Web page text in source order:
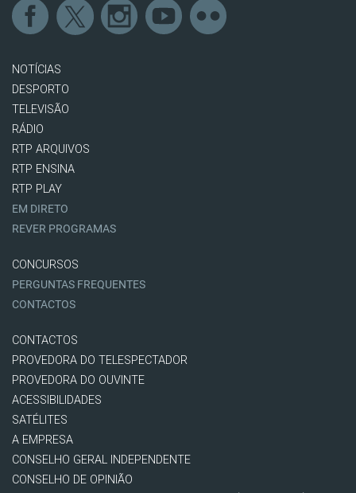
NOTÍCIAS
DESPORTO
TELEVISÃO
RÁDIO
RTP ARQUIVOS
RTP ENSINA
RTP PLAY
EM DIRETO
REVER PROGRAMAS
CONCURSOS
PERGUNTAS FREQUENTES
CONTACTOS
CONTACTOS
PROVEDORA DO TELESPECTADOR
PROVEDORA DO OUVINTE
ACESSIBILIDADES
SATÉLITES
A EMPRESA
CONSELHO GERAL INDEPENDENTE
CONSELHO DE OPINIÃO